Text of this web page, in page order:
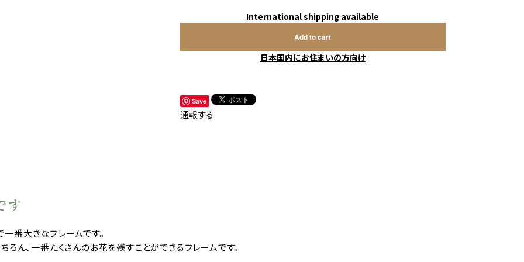
す
番大きなフレームです。
ん、一番たくさんのお花を残すことができるフレームです。
International shipping available
Add to cart
日本国内にお住まいの方向け
Save
通報する